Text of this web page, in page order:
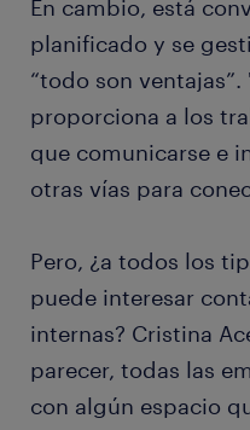
En cambio, está
planificado y se
“todo son
proporciona a los
que comunicarse e
otras vías para
Pero, ¿a todos los
puede interesar
internas? Cristina
parecer, todas las
con algún espacio